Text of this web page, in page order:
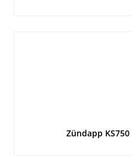
Zündapp